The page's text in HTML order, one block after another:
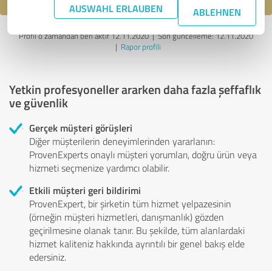
AUSWAHL ERLAUBEN ABLEHNEN
Profil o zamandan beri aktif 12.11.2020 |Son güncelleme: 12.11.2020
| Rapor profili
Yetkin profesyoneller ararken daha fazla şeffaflık
ve güvenlik
Gerçek müşteri görüşleri
Diğer müşterilerin deneyimlerinden yararlanın:
ProvenExperts onaylı müşteri yorumları, doğru ürün veya
hizmeti seçmenize yardımcı olabilir.
Etkili müşteri geri bildirimi
ProvenExpert, bir şirketin tüm hizmet yelpazesinin
(örneğin müşteri hizmetleri, danışmanlık) gözden
geçirilmesine olanak tanır. Bu şekilde, tüm alanlardaki
hizmet kaliteniz hakkında ayrıntılı bir genel bakış elde
edersiniz.